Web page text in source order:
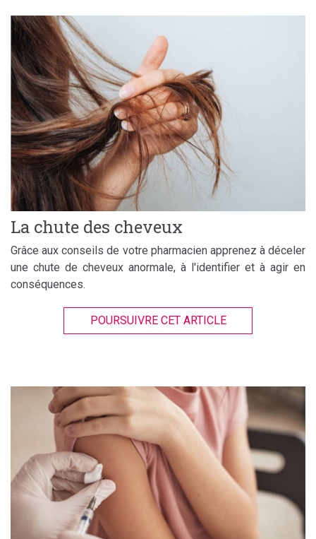
La chute des cheveux
Grâce aux conseils de votre pharmacien apprenez à déceler
une chute de cheveux anormale, à l'identifier et à agir en
conséquences.
POURSUIVRE CET ARTICLE